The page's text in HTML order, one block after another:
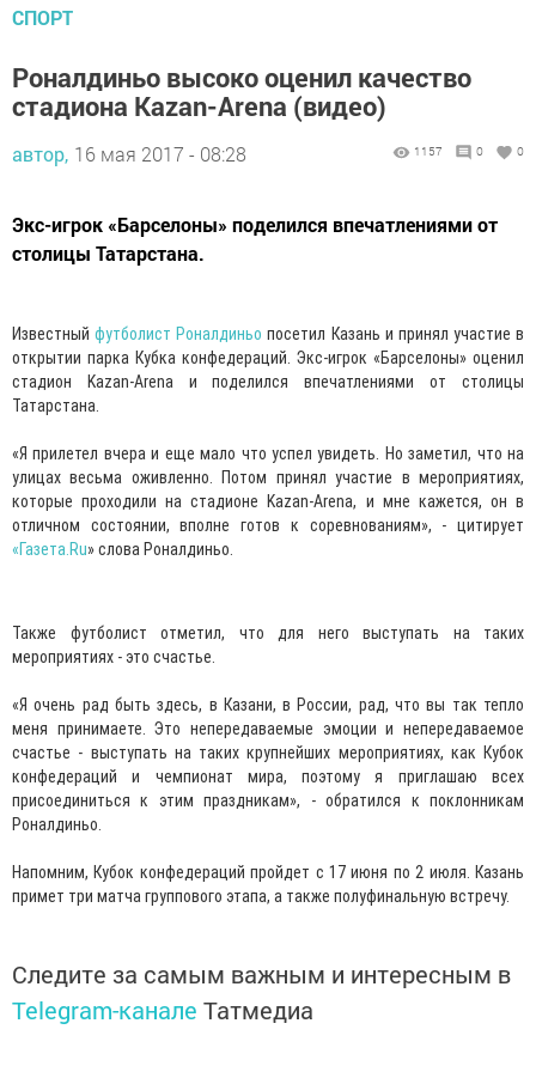
СПОРТ
Роналдиньо высоко оценил качество
стадиона Kazan-Arena (видео)
автор, 16 мая 2017 - 08:28 1157 0 0
Экс-игрок «Барселоны» поделился впечатлениями от
столицы Татарстана.
Известныйфутболист Роналдиньо посетил Казань и принял участие в
открытии парка Кубка конфедераций. Экс-игрок «Барселоны» оценил
стадион Kazan-Arena и поделился впечатлениями от столицы
Татарстана.
«Я прилетел вчера и еще мало что успел увидеть. Но заметил, что на
улицах весьма оживленно. Потом принял участие в мероприятиях,
которые проходили на стадионе Kazan-Arena, и мне кажется, он в
отличном состоянии, вполне готов к соревнованиям», - цитирует
«Газета.Ru» слова Роналдиньо.
Также футболист отметил, что для него выступать на таких
мероприятиях - это счастье.
«Я очень рад быть здесь, в Казани, в России, рад, что вы так тепло
меня принимаете. Это непередаваемые эмоции и непередаваемое
счастье - выступать на таких крупнейших мероприятиях, как Кубок
конфедераций и чемпионат мира, поэтому я приглашаю всех
присоединиться к этим праздникам», - обратился к поклонникам
Роналдиньо.
Напомним, Кубок конфедераций пройдет с 17 июня по 2 июля. Казань
примет три матча группового этапа, а также полуфинальную встречу.
Следите за самым важным и интересным в
Telegram-канале Татмедиа